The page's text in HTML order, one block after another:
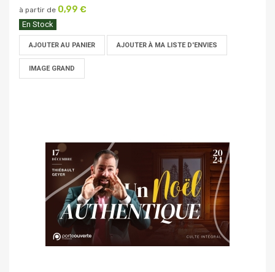
à partir de 0,99 €
En Stock
AJOUTER AU PANIER AJOUTER À MA LISTE D'ENVIES
IMAGE GRAND